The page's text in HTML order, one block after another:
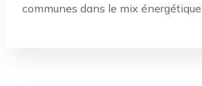
communes dans le mix